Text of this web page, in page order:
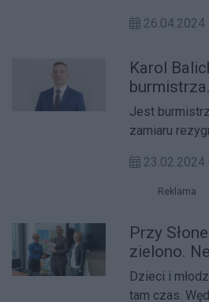
26.04.2024
Karol
nie
Jest
zamiaru
Reklama
Przy
zielono.
Dzieci i
tam czas.